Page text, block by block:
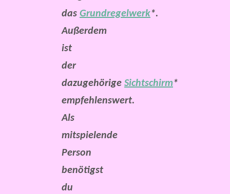
das Grundregelwerk*.
Außerdem
ist
der
dazugehörige Sichtschirm *
empfehlenswert.
Als
mitspielende
Person
benötigst
du